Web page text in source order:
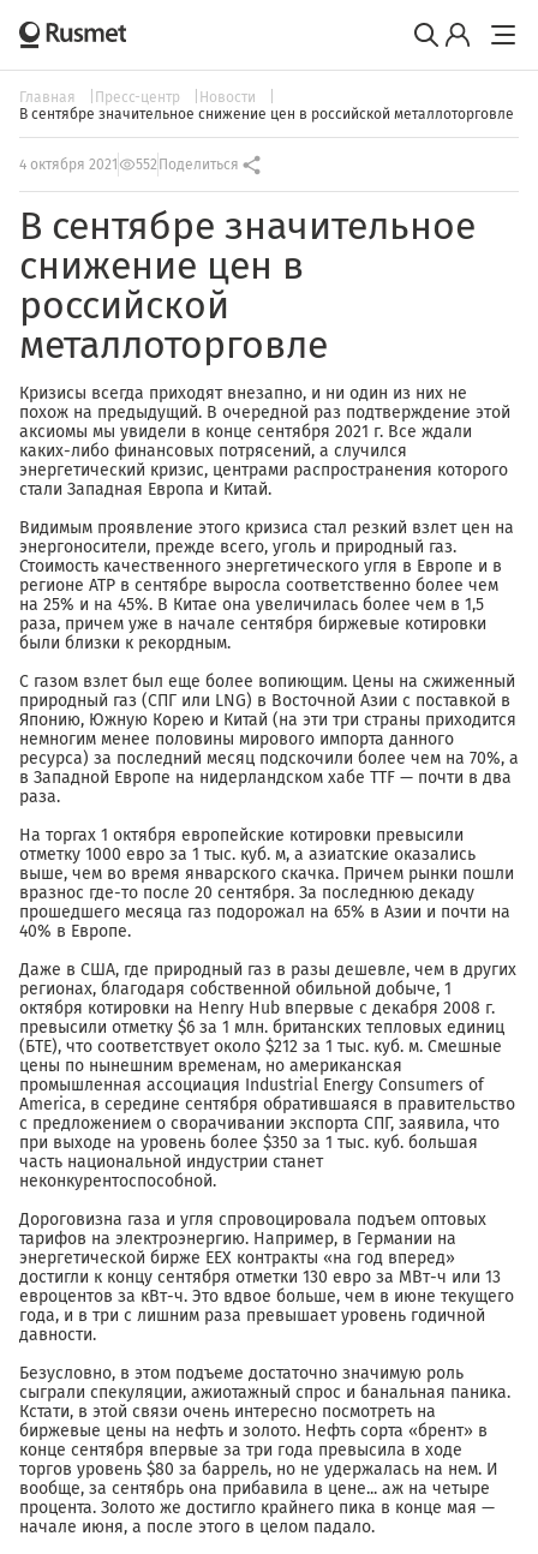
Главная Пресс-центр
Новости
В сентябре значительное снижение цен в российской металлоторговле
4 октября 2021 552 Поделиться
В сентябре значительное
снижение цен в
российской
металлоторговле
Кризисы всегда приходят внезапно, и ни один из них не
похож на предыдущий. В очередной раз подтверждение этой
аксиомы мы увидели в конце сентября 2021 г. Все ждали
каких-либо финансовых потрясений, а случился
энергетический кризис, центрами распространения которого
стали Западная Европа и Китай.
Видимым проявление этого кризиса стал резкий взлет цен на
энергоносители, прежде всего, уголь и природный газ.
Стоимость качественного энергетического угля в Европе и в
регионе АТР в сентябре выросла соответственно более чем
на 25% и на 45%. В Китае она увеличилась более чем в 1,5
раза, причем уже в начале сентября биржевые котировки
были близки к рекордным.
С газом взлет был еще более вопиющим. Цены на сжиженный
природный газ (СПГ или LNG) в Восточной Азии с поставкой в
Японию, Южную Корею и Китай (на эти три страны приходится
немногим менее половины мирового импорта данного
ресурса) за последний месяц подскочили более чем на 70%, а
в Западной Европе на нидерландском хабе TTF — почти в два
раза.
На торгах 1 октября европейские котировки превысили
отметку 1000 евро за 1 тыс. куб. м, а азиатские оказались
выше, чем во время январского скачка. Причем рынки пошли
вразнос где-то после 20 сентября. За последнюю декаду
прошедшего месяца газ подорожал на 65% в Азии и почти на
40% в Европе.
Даже в США, где природный газ в разы дешевле, чем в других
регионах, благодаря собственной обильной добыче, 1
октября котировки на Henry Hub впервые с декабря 2008 г.
превысили отметку $6 за 1 млн. британских тепловых единиц
(БТЕ), что соответствует около $212 за 1 тыс. куб. м. Смешные
цены по нынешним временам, но американская
промышленная ассоциация Industrial Energy Consumers of
America, в середине сентября обратившаяся в правительство
с предложением о сворачивании экспорта СПГ, заявила, что
при выходе на уровень более $350 за 1 тыс. куб. большая
часть национальной индустрии станет
неконкурентоспособной.
Дороговизна газа и угля спровоцировала подъем оптовых
тарифов на электроэнергию. Например, в Германии на
энергетической бирже EEX контракты «на год вперед»
достигли к концу сентября отметки 130 евро за МВт-ч или 13
евроцентов за кВт-ч. Это вдвое больше, чем в июне текущего
года, и в три с лишним раза превышает уровень годичной
давности.
Безусловно, в этом подъеме достаточно значимую роль
сыграли спекуляции, ажиотажный спрос и банальная паника.
Кстати, в этой связи очень интересно посмотреть на
биржевые цены на нефть и золото. Нефть сорта «брент» в
конце сентября впервые за три года превысила в ходе
торгов уровень $80 за баррель, но не удержалась на нем. И
вообще, за сентябрь она прибавила в цене... аж на четыре
процента. Золото же достигло крайнего пика в конце мая —
начале июня, а после этого в целом падало.